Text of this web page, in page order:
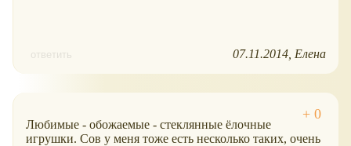
ответить 07.11.2014 Елена
Любимые - обожаемые - стеклянные ёлочные
игрушки. Сов у меня тоже есть несколько таких, очень